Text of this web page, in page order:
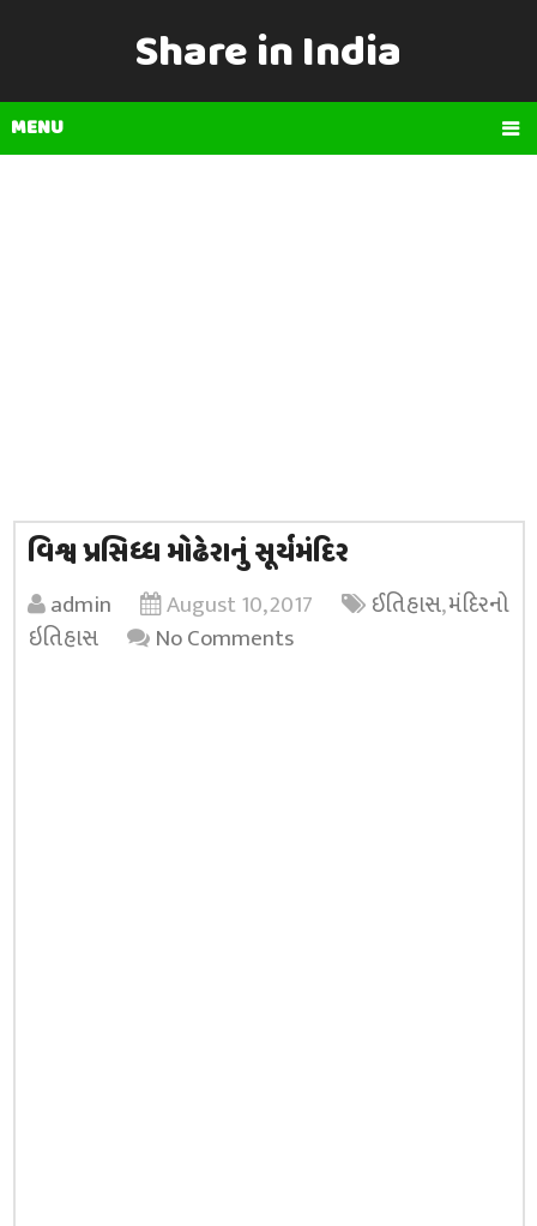
Share in India
MENU
વિશ્વ પ્રસિધ્ધ મોઢેરાનું સૂર્યમંદિર
admin August 10, 2017 ઈતિહાસ,મંદિરનો
ઇતિહાસ
No Comments